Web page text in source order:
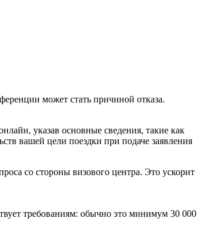
может стать причиной отказа.
указав основные сведения, такие как
вашей цели поездки при подаче заявления
со стороны визового центра. Это ускорит
требованиям: обычно это минимум 30 000